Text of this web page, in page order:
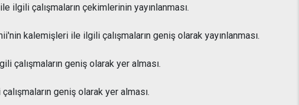
çalışmaların çekimlerinin yayınlanması.
kalemişleri ile ilgili çalışmaların geniş olarak yayınlanması.
çalışmaların geniş olarak yer alması.
geniş olarak yer alması.